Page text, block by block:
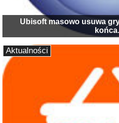
Ubisoft masowo usuwa
Aktualności